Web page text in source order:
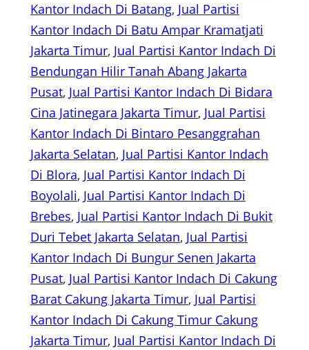
Kantor Indach Di Batang, Jual Partisi
Kantor Indach Di Batu Ampar Kramatjati
Jakarta Timur, Jual Partisi Kantor Indach Di
Bendungan Hilir Tanah Abang Jakarta
Pusat, Jual Partisi Kantor Indach Di Bidara
Cina Jatinegara Jakarta Timur, Jual Partisi
Kantor Indach Di Bintaro Pesanggrahan
Jakarta Selatan, Jual Partisi Kantor Indach
Di Blora, Jual Partisi Kantor Indach Di
Boyolali, Jual Partisi Kantor Indach Di
Brebes, Jual Partisi Kantor Indach Di Bukit
Duri Tebet Jakarta Selatan, Jual Partisi
Kantor Indach Di Bungur Senen Jakarta
Pusat, Jual Partisi Kantor Indach Di Cakung
Barat Cakung Jakarta Timur, Jual Partisi
Kantor Indach Di Cakung Timur Cakung
Jakarta Timur, Jual Partisi Kantor Indach Di